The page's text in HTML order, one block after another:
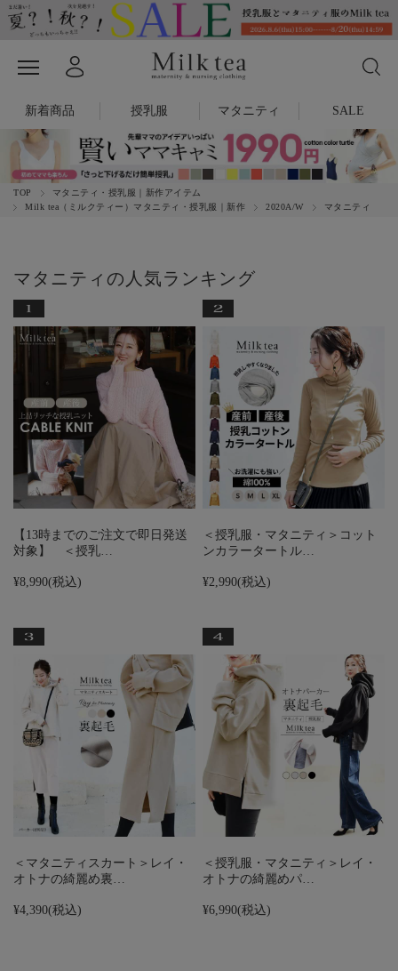
新着商品 授乳服 マタニティ SALE
TOP
マタニティ・授乳服｜新作アイテム
Milk tea（ミルクティー）マタニティ・授乳服｜新作
2020A/W マタニティ
マタニティの人気ランキング
【13時までのご注文で即日発送
対象】 ＜授乳…
¥8,990(税込)
＜授乳服・マタニティ＞コット
ンカラータートル…
¥2,990(税込)
＜マタニティスカート＞レイ・
オトナの綺麗め裏…
¥4,390(税込)
＜授乳服・マタニティ＞レイ・
オトナの綺麗めパ…
¥6,990(税込)